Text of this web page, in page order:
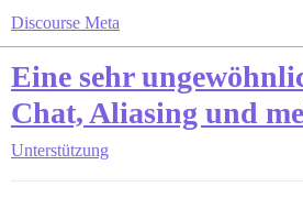
Discourse Meta
Eine sehr
Chat, Aliasing und
Unterstützung